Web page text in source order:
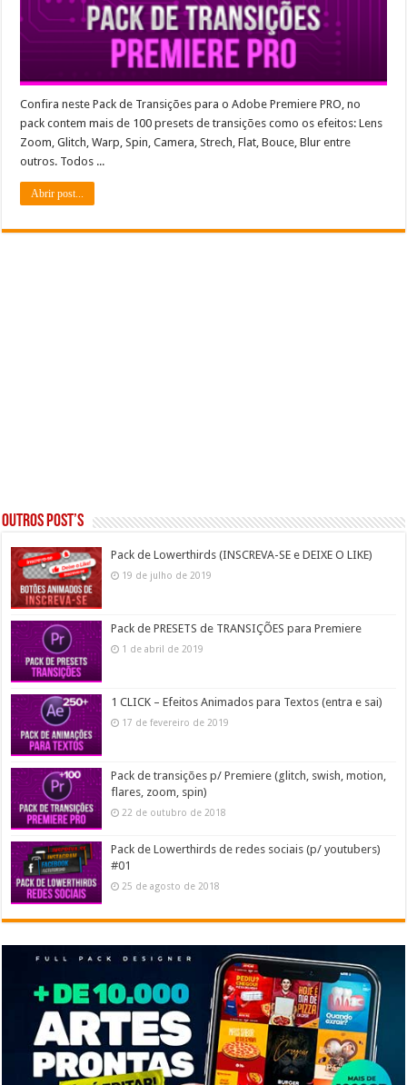
Confira neste Pack de Transições para o Adobe Premiere PRO, no
pack contem mais de 100 presets de transições como os efeitos: Lens
Zoom, Glitch, Warp, Spin, Camera, Strech, Flat, Bouce, Blur entre
outros. Todos ...
Abrir post...
Outros post’s
Pack de Lowerthirds (INSCREVA-SE e DEIXE O LIKE)
19 de julho de 2019
Pack de PRESETS de TRANSIÇÕES para Premiere
1 de abril de 2019
1 CLICK – Efeitos Animados para Textos (entra e sai)
17 de fevereiro de 2019
Pack de transições p/ Premiere (glitch, swish, motion,
flares, zoom, spin)
22 de outubro de 2018
Pack de Lowerthirds de redes sociais (p/ youtubers)
#01
25 de agosto de 2018